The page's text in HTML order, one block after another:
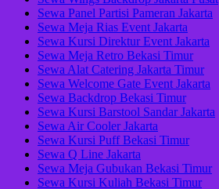
Sewa Panel Partisi Pameran Jakarta
Sewa Meja Rias Event Jakarta
Sewa Kursi Direktur Event Jakarta
Sewa Meja Retro Bekasi Timur
Sewa Alat Catering Jakarta Timur
Sewa Welcome Gate Event Jakarta
Sewa Backdrop Bekasi Timur
Sewa Kursi Barstool Sandar Jakarta
Sewa Air Cooler Jakarta
Sewa Kursi Puff Bekasi Timur
Sewa Q Line Jakarta
Sewa Meja Gubukan Bekasi Timur
Sewa Kursi Kuliah Bekasi Timur